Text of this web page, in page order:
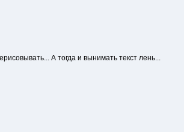
А тогда и вынимать текст лень...